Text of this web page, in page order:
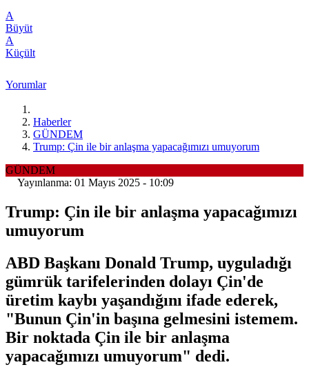
A
Büyüt
A
Küçült
Yorumlar
Haberler
GÜNDEM
Trump: Çin ile bir anlaşma yapacağımızı umuyorum
GÜNDEM
Yayınlanma: 01 Mayıs 2025 - 10:09
Trump: Çin ile bir anlaşma yapacağımızı
umuyorum
ABD Başkanı Donald Trump, uyguladığı
gümrük tarifelerinden dolayı Çin'de
üretim kaybı yaşandığını ifade ederek,
"Bunun Çin'in başına gelmesini istemem.
Bir noktada Çin ile bir anlaşma
yapacağımızı umuyorum" dedi.